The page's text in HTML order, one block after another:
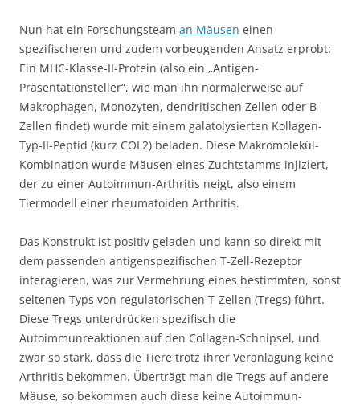
Nun hat ein Forschungsteam an Mäusen einen
spezifischeren und zudem vorbeugenden Ansatz erprobt:
Ein MHC-Klasse-II-Protein (also ein „Antigen-
Präsentationsteller“, wie man ihn normalerweise auf
Makrophagen, Monozyten, dendritischen Zellen oder B-
Zellen findet) wurde mit einem galatolysierten Kollagen-
Typ-II-Peptid (kurz COL2) beladen. Diese Makromolekül-
Kombination wurde Mäusen eines Zuchtstamms injiziert,
der zu einer Autoimmun-Arthritis neigt, also einem
Tiermodell einer rheumatoiden Arthritis.
Das Konstrukt ist positiv geladen und kann so direkt mit
dem passenden antigenspezifischen T-Zell-Rezeptor
interagieren, was zur Vermehrung eines bestimmten, sonst
seltenen Typs von regulatorischen T-Zellen (Tregs) führt.
Diese Tregs unterdrücken spezifisch die
Autoimmunreaktionen auf den Collagen-Schnipsel, und
zwar so stark, dass die Tiere trotz ihrer Veranlagung keine
Arthritis bekommen. Überträgt man die Tregs auf andere
Mäuse, so bekommen auch diese keine Autoimmun-